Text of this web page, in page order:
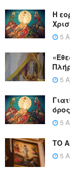
Η
5
5
5
ΤΟ
5